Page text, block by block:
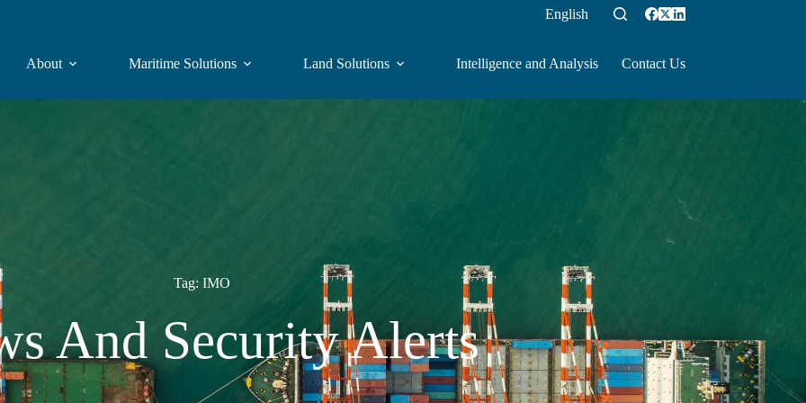
English
About Maritime Solutions Land Solutions Intelligence and Analysis Contact Us
Tag: IMO
And Security Alerts